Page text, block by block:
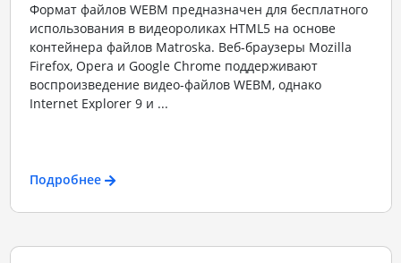
Формат файлов WEBM предназначен для бесплатного
использования в видеороликах HTML5 на основе
контейнера файлов Matroska. Веб-браузеры Mozilla
Firefox, Opera и Google Chrome поддерживают
воспроизведение видео-файлов WEBM, однако
Internet Explorer 9 и ...
Подробнее